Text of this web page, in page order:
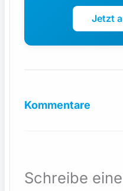
Jetzt
Kommentare
Schreibe